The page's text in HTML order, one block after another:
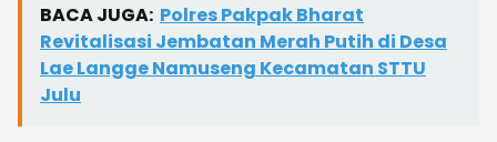
BACA JUGA: Polres Pakpak Bharat
Revitalisasi Jembatan Merah Putih di Desa
Lae Langge Namuseng Kecamatan STTU
Julu